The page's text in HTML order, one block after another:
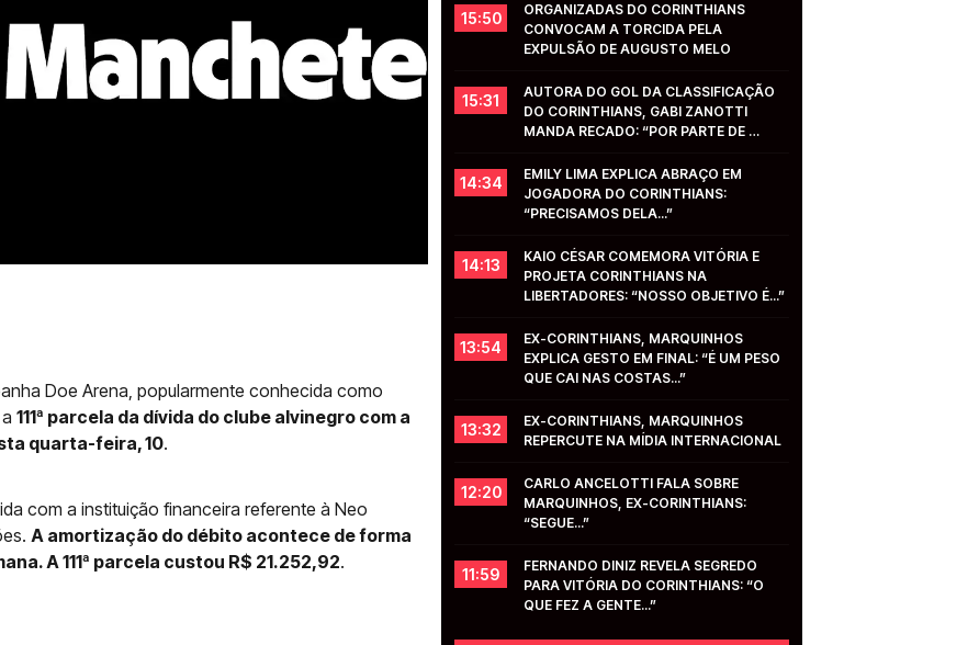
Doe Arena, popularmente conhecida como
111ª parcela da dívida do clube alvinegro com a
quarta-feira, 10.
com a instituição financeira referente à Neo
A amortização do débito acontece de forma
A 111ª parcela custou R$ 21.252,92.
15:50
ORGANIZADAS DO CORINTHIANS
CONVOCAM A TORCIDA PELA
EXPULSÃO DE AUGUSTO MELO
15:31
AUTORA DO GOL DA CLASSIFICAÇÃO
DO CORINTHIANS, GABI ZANOTTI
MANDA RECADO: “POR PARTE DE
14:34
EMILY LIMA EXPLICA ABRAÇO EM
JOGADORA DO CORINTHIANS:
“PRECISAMOS DELA...”
14:13
KAIO CÉSAR COMEMORA VITÓRIA E
PROJETA CORINTHIANS NA
LIBERTADORES: “NOSSO OBJETIVO É...”
13:54
EX-CORINTHIANS, MARQUINHOS
EXPLICA GESTO EM FINAL: “É UM PESO
QUE CAI NAS COSTAS...”
13:32
EX-CORINTHIANS, MARQUINHOS
REPERCUTE NA MÍDIA INTERNACIONAL
12:20
CARLO ANCELOTTI FALA SOBRE
MARQUINHOS, EX-CORINTHIANS:
“SEGUE...”
11:59
FERNANDO DINIZ REVELA SEGREDO
PARA VITÓRIA DO CORINTHIANS: “O
QUE FEZ A GENTE...”